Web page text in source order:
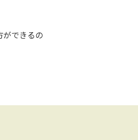
ができるの